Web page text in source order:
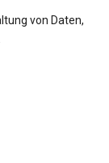
von Daten,